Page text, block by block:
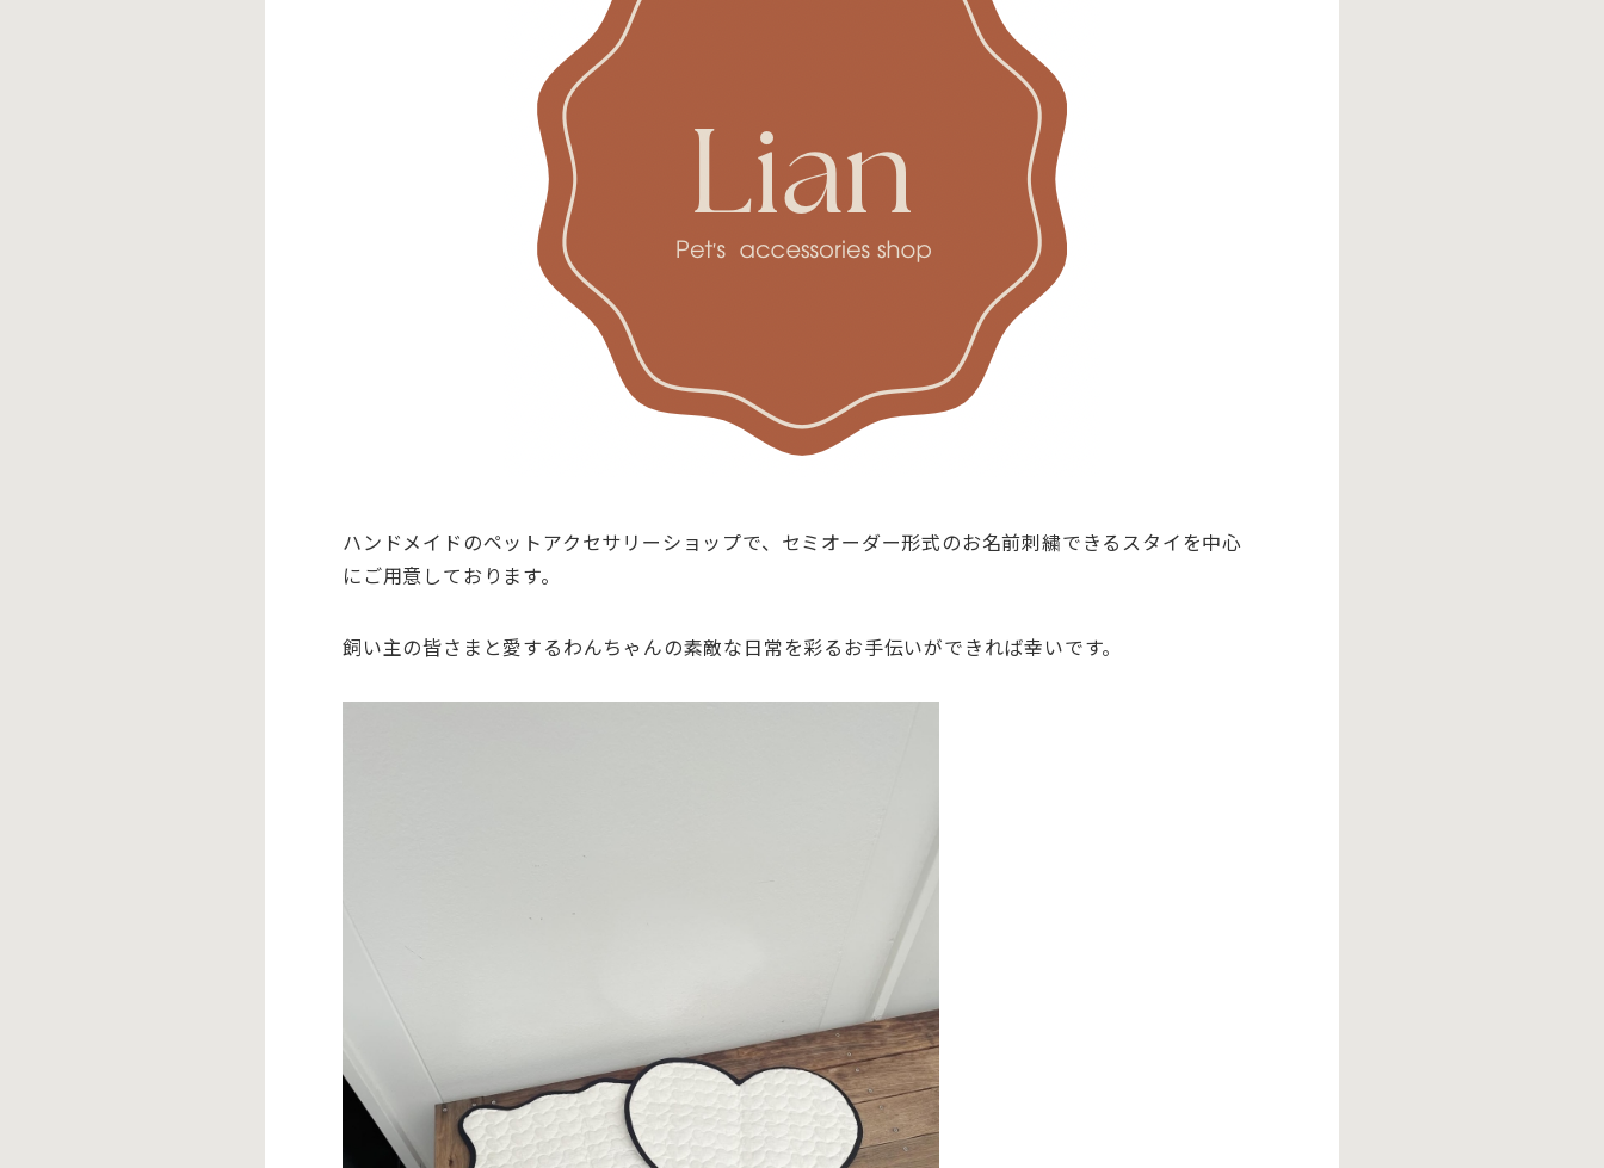
ハンドメイドのペットアクセサリーショップで、 セミオーダー形式のお名前刺繍できるスタイを中心
にご用意してお ります。
飼い主の皆さまと愛するわんちゃんの素敵な日常を彩るお手伝いができれば幸いです。